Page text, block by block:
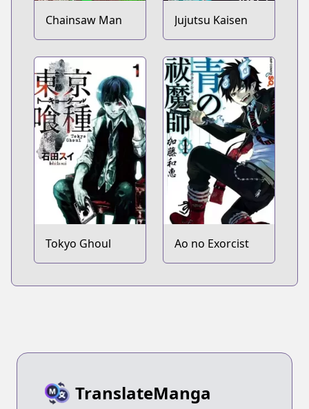
Chainsaw Man Jujutsu Kaisen
Tokyo Ghoul Ao no Exorcist
TranslateManga